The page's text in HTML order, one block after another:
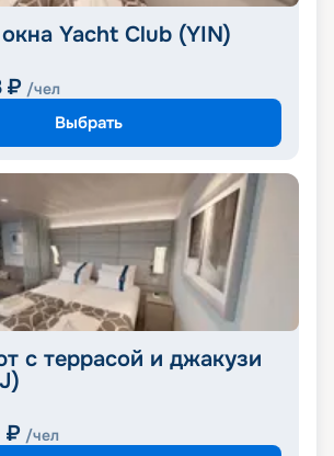
Yacht Club (YIN)
₽ /чел
Выбрать
с террасой и джакузи
₽ /чел